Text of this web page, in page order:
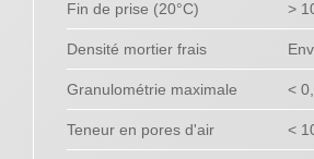
Fin de prise (20°C) >
Densité mortier frais
Granulométrie maximale <
Teneur en pores d'air <